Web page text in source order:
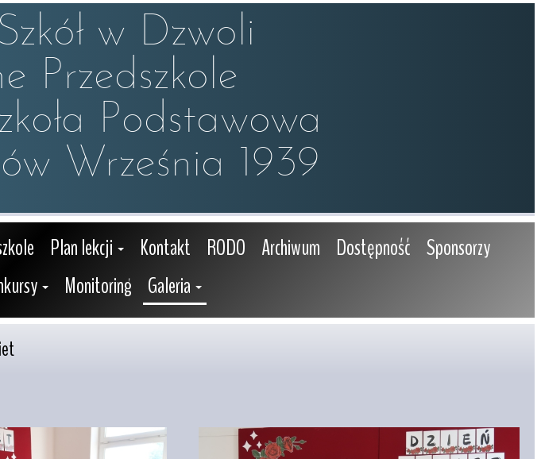
w Dzwoli
Przedszkole
Podstawowa
Września 1939
Plan lekcji Kontakt RODO Archiwum Dostępność Sponsorzy
Monitoring Galeria